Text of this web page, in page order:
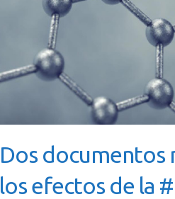
Dos documentos
los efectos de la